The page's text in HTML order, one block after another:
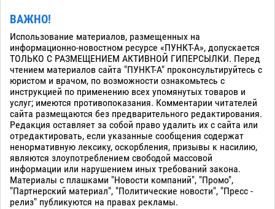
ВАЖНО!
Использование материалов, размещенных на
информационно-новостном ресурсе «ПУНКТ-А», допускается
ТОЛЬКО С РАЗМЕЩЕНИЕМ АКТИВНОЙ ГИПЕРСЫЛКИ. Перед
чтением материалов сайта "ПУНКТ-А" проконсультируйтесь с
юристом и врачом, по возможности ознакомьтесь с
инструкцией по применению всех упомянутых товаров и
услуг; имеются противопоказания. Комментарии читателей
сайта размещаются без предварительного редактирования.
Редакция оставляет за собой право удалить их с сайта или
отредактировать, если указанные сообщения содержат
ненормативную лексику, оскорбления, призывы к насилию,
являются злоупотреблением свободой массовой
информации или нарушением иных требований закона.
Материалы с плашками "Новости компаний", "Промо",
"Партнерский материал", "Политические новости", "Пресс -
релиз" публикуются на правах рекламы.